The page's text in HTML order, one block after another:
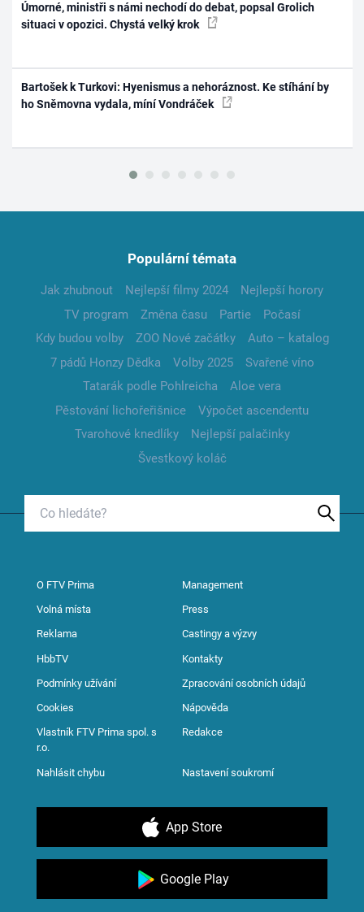
Úmorné, ministři s námi nechodí do debat, popsal Grolich
situaci v opozici. Chystá velký krok
Bartošek k Turkovi: Hyenismus a nehoráznost. Ke stíhání by
ho Sněmovna vydala, míní Vondráček
Populární témata
Jak zhubnout Nejlepší filmy 2024
Nejlepší horory
TV program
Změna času Partie
Počasí
Kdy budou volby
ZOO Nové začátky
Auto – katalog
7 pádů Honzy Dědka
Volby 2025
Svařené víno
Tatarák podle Pohlreicha
Aloe vera
Pěstování lichořeřišnice
Výpočet ascendentu
Tvarohové knedlíky
Nejlepší palačinky
Švestkový koláč
O FTV Prima Management
Volná místa Press
Reklama Castingy a výzvy
HbbTV Kontakty
Podmínky užívání Zpracování osobních údajů
Cookies Nápověda
Vlastník FTV Prima spol. s
r.o.
Redakce
Nahlásit chybu Nastavení soukromí
App Store
Google Play